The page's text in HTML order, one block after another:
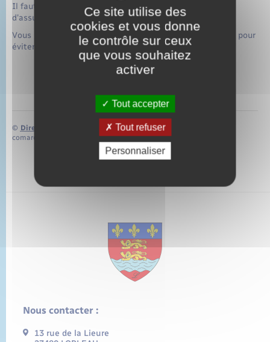
Il faut donc bien vérifier les clauses de votre contrat
d'assurance auto avant de faire du covoiturage.
Vous pouvez souscrire une garantie spéciale covoiturage pour
éviter tout problème.
© Direction de l’information légale et administrative
comarquage developpé parbaseo.io
Nous contacter :
13 rue de la Lieure
Ce site utilise des
cookies et vous donne
le contrôle sur ceux
que vous souhaitez
activer
Tout accepter
Tout refuser
Personnaliser